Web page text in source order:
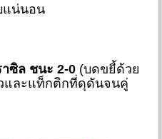
แน่นอน
ซิล ชนะ 2-0 (บดขยี้ด้วย
และแท็กติกที่ดุดันจนคู่